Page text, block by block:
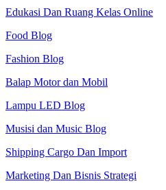
Edukasi Dan Ruang Kelas Online
Food Blog
Fashion Blog
Balap Motor dan Mobil
Lampu LED Blog
Musisi dan Music Blog
Shipping Cargo Dan Import
Marketing Dan Bisnis Strategi